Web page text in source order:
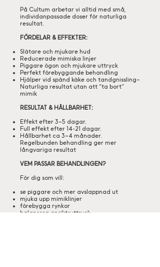
På Cultum arbetar vi alltid med små,
individanpassade doser för naturliga
resultat.
FÖRDELAR & EFFEKTER:
Slätare och mjukare hud
Reducerade mimiska linjer
Piggare ögon och mjukare uttryck
Perfekt förebyggande behandling
Hjälper vid spänd käke och tandgnissling–
Naturliga resultat utan att ”ta bort”
mimik
RESULTAT & HÅLLBARHET:
Effekt efter 3–5 dagar.
Full effekt efter 14-21 dagar.
Hållbarhet ca 3–4 månader.
Regelbunden behandling ger mer
långvariga resultat
VEM PASSAR BEHANDLINGEN?
För dig som vill:
se piggare och mer avslappnad ut
mjuka upp mimiklinjer
förebygga rynkor
balansera ansiktsuttryck